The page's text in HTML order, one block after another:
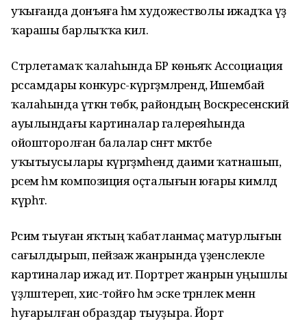
уҡығанда донъяға һәм художестволы ижадҡа үҙ
ҡарашы барлыҡҡа килә.
Стәрлетамаҡ ҡалаһында БР көньяҡ Ассоциация
рәссамдары конкурс-күргәҙмәләрендә, Ишембай
ҡалаһында үткән төбәк, райондың Воскресенский
ауылындағы картиналар галереяһында
ойошторолған балалар сәнғәт мәктәбе
уҡытыусылары күргәҙмәһендә даими ҡатнашып,
рәсем һәм композиция оҫталығын юғары кимәлдә
күрһәтә.
Рәсим тыуған яҡтың ҡабатланмаҫ матурлығын
сағылдырып, пейзаж жанрында үҙенсәлекле
картиналар ижад итә. Портрет жанрын уңышлы
үҙләштереп, хис-тойғо һәм эске тәрәнлек менән
һуғарылған образдар тыуҙыра. Йорт